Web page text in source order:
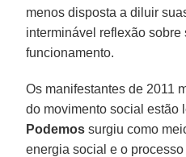
menos disposta a diluir
interminável reflexão sobre
funcionamento.
Os manifestantes de 2011
do movimento social estão
Podemos surgiu como
energia social e o